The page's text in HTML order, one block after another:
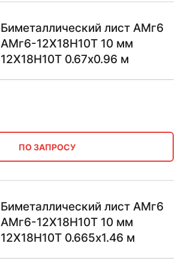
Биметаллический лист АМг6
АМг6-12Х18Н10Т 10 мм
12Х18Н10Т 0.67х0.96 м
ПО ЗАПРОСУ
Биметаллический лист АМг6
АМг6-12Х18Н10Т 10 мм
12Х18Н10Т 0.665х1.46 м